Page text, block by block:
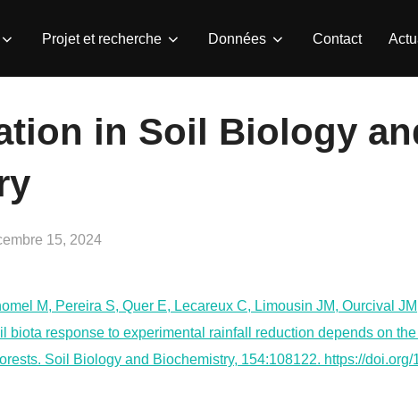
Projet et recherche Données Contact
in Soil Biology
15, 2024
M, Pereira S, Quer E, Lecareux C, Limousin JM, Ourcival
biota response to experimental rainfall reduction depends on
Soil Biology and Biochemistry, 154:108122. https://